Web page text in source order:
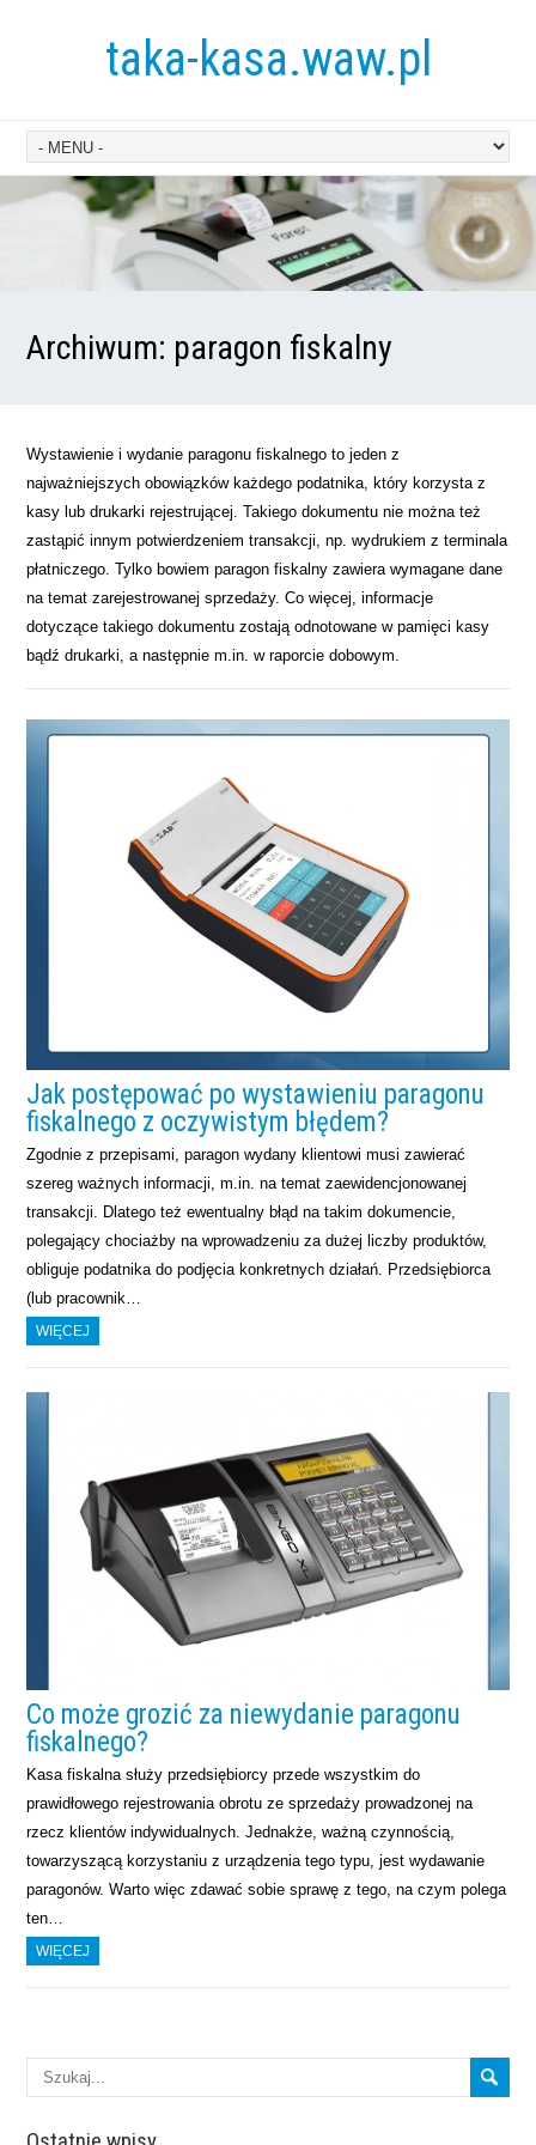
taka-kasa.waw.pl
Archiwum: paragon fiskalny
Wystawienie i wydanie paragonu fiskalnego to jeden z
najważniejszych obowiązków każdego podatnika, który korzysta z
kasy lub drukarki rejestrującej. Takiego dokumentu nie można też
zastąpić innym potwierdzeniem transakcji, np. wydrukiem z terminala
płatniczego. Tylko bowiem paragon fiskalny zawiera wymagane dane
na temat zarejestrowanej sprzedaży. Co więcej, informacje
dotyczące takiego dokumentu zostają odnotowane w pamięci kasy
bądź drukarki, a następnie m.in. w raporcie dobowym.
Jak postępować po wystawieniu paragonu
fiskalnego z oczywistym błędem?
Zgodnie z przepisami, paragon wydany klientowi musi zawierać
szereg ważnych informacji, m.in. na temat zaewidencjonowanej
transakcji. Dlatego też ewentualny błąd na takim dokumencie,
polegający chociażby na wprowadzeniu za dużej liczby produktów,
obliguje podatnika do podjęcia konkretnych działań. Przedsiębiorca
(lub pracownik…
WIĘCEJ
Co może grozić za niewydanie paragonu
fiskalnego?
Kasa fiskalna służy przedsiębiorcy przede wszystkim do
prawidłowego rejestrowania obrotu ze sprzedaży prowadzonej na
rzecz klientów indywidualnych. Jednakże, ważną czynnością,
towarzyszącą korzystaniu z urządzenia tego typu, jest wydawanie
paragonów. Warto więc zdawać sobie sprawę z tego, na czym polega
ten…
WIĘCEJ